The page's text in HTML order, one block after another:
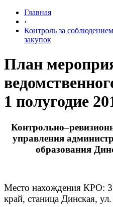
Главная
›
Контроль за
закупок
План
1 полугодие
управления
образования
Место нахождения КРО:
край, станица Динская,